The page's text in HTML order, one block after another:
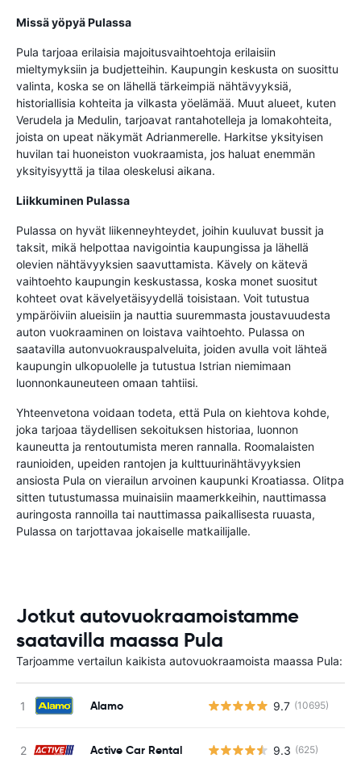
Missä yöpyä Pulassa
Pula tarjoaa erilaisia majoitusvaihtoehtoja erilaisiin
mieltymyksiin ja budjetteihin. Kaupungin keskusta on suosittu
valinta, koska se on lähellä tärkeimpiä nähtävyyksiä,
historiallisia kohteita ja vilkasta yöelämää. Muut alueet, kuten
Verudela ja Medulin, tarjoavat rantahotelleja ja lomakohteita,
joista on upeat näkymät Adrianmerelle. Harkitse yksityisen
huvilan tai huoneiston vuokraamista, jos haluat enemmän
yksityisyyttä ja tilaa oleskelusi aikana.
Liikkuminen Pulassa
Pulassa on hyvät liikenneyhteydet, joihin kuuluvat bussit ja
taksit, mikä helpottaa navigointia kaupungissa ja lähellä
olevien nähtävyyksien saavuttamista. Kävely on kätevä
vaihtoehto kaupungin keskustassa, koska monet suositut
kohteet ovat kävelyetäisyydellä toisistaan. Voit tutustua
ympäröiviin alueisiin ja nauttia suuremmasta joustavuudesta
auton vuokraaminen on loistava vaihtoehto. Pulassa on
saatavilla autonvuokrauspalveluita, joiden avulla voit lähteä
kaupungin ulkopuolelle ja tutustua Istrian niemimaan
luonnonkauneuteen omaan tahtiisi.
Yhteenvetona voidaan todeta, että Pula on kiehtova kohde,
joka tarjoaa täydellisen sekoituksen historiaa, luonnon
kauneutta ja rentoutumista meren rannalla. Roomalaisten
raunioiden, upeiden rantojen ja kulttuurinähtävyyksien
ansiosta Pula on vierailun arvoinen kaupunki Kroatiassa. Olitpa
sitten tutustumassa muinaisiin maamerkkeihin, nauttimassa
auringosta rannoilla tai nauttimassa paikallisesta ruuasta,
Pulassa on tarjottavaa jokaiselle matkailijalle.
Jotkut autovuokraamoistamme
saatavilla maassa Pula
Tarjoamme vertailun kaikista autovuokraamoista maassa Pula:
Alamo 9.7 (10695)
Active Car Rental 9.3 (625)